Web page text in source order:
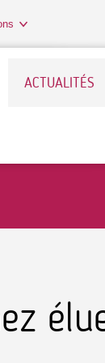
ACTUALITÉS